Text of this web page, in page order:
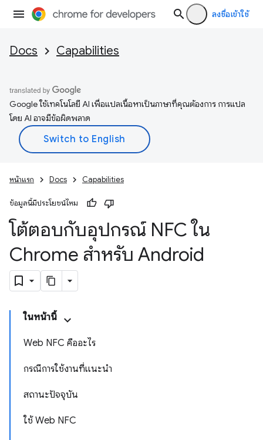
ลงชื่อเข้าใช้
Docs Capabilities
Google ใช้เทคโนโลยี AI เพื่อแปลเนื้อหาเป็นภาษาที่คุณต้องการ การแปล
โดย AI อาจมีข้อผิดพลาด
หน้าแรก Docs Capabilities
ข้อมูลนี้มีประโยชน์ไหม
โต้ตอบกับอุปกรณ์ NFC ใน
Chrome สำหรับ Android
ในหน้านี้
Web NFC คืออะไร
กรณีการใช้งานที่แนะนำ
สถานะปัจจุบัน
ใช้ Web NFC